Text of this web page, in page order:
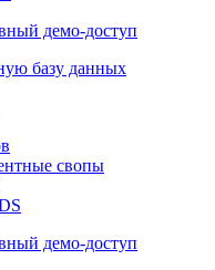
базу данных
свопы